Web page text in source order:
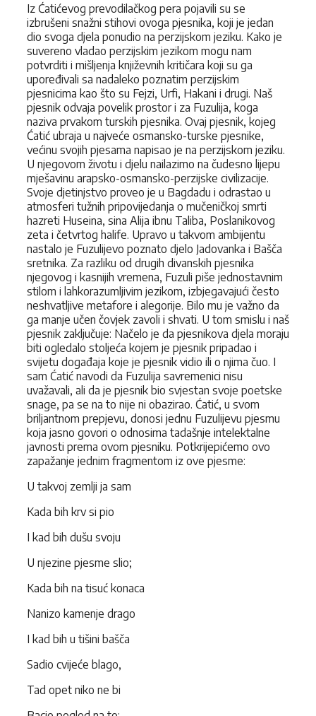
Iz Ćatićevog prevodilačkog pera pojavili su se
izbrušeni snažni stihovi ovoga pjesnika, koji je jedan
dio svoga djela ponudio na perzijskom jeziku. Kako je
suvereno vladao perzijskim jezikom mogu nam
potvrditi i mišljenja književnih kritičara koji su ga
upoređivali sa nadaleko poznatim perzijskim
pjesnicima kao što su Fejzi, Urfi, Hakani i drugi. Naš
pjesnik odvaja povelik prostor i za Fuzulija, koga
naziva prvakom turskih pjesnika. Ovaj pjesnik, kojeg
Ćatić ubraja u najveće osmansko-turske pjesnike,
većinu svojih pjesama napisao je na perzijskom jeziku.
U njegovom životu i djelu nailazimo na čudesno lijepu
mješavinu arapsko-osmansko-perzijske civilizacije.
Svoje djetinjstvo proveo je u Bagdadu i odrastao u
atmosferi tužnih pripovijedanja o mučeničkoj smrti
hazreti Huseina, sina Alija ibnu Taliba, Poslanikovog
zeta i četvrtog halife. Upravo u takvom ambijentu
nastalo je Fuzulijevo poznato djelo Jadovanka i Bašča
sretnika. Za razliku od drugih divanskih pjesnika
njegovog i kasnijih vremena, Fuzuli piše jednostavnim
stilom i lahkorazumljivim jezikom, izbjegavajući često
neshvatljive metafore i alegorije. Bilo mu je važno da
ga manje učen čovjek zavoli i shvati. U tom smislu i naš
pjesnik zaključuje: Načelo je da pjesnikova djela moraju
biti ogledalo stoljeća kojem je pjesnik pripadao i
svijetu događaja koje je pjesnik vidio ili o njima čuo. I
sam Ćatić navodi da Fuzulija savremenici nisu
uvažavali, ali da je pjesnik bio svjestan svoje poetske
snage, pa se na to nije ni obazirao. Ćatić, u svom
briljantnom prepjevu, donosi jednu Fuzulijevu pjesmu
koja jasno govori o odnosima tadašnje intelektalne
javnosti prema ovom pjesniku. Potkrijepićemo ovo
zapažanje jednim fragmentom iz ove pjesme:
U takvoj zemlji ja sam
Kada bih krv si pio
I kad bih dušu svoju
U njezine pjesme slio;
Kada bih na tisuć konaca
Nanizo kamenje drago
I kad bih u tišini bašča
Sadio cvijeće blago,
Tad opet niko ne bi